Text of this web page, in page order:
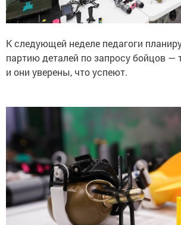
К следующей неделе педагоги
партию деталей по запросу бойцов —
и они уверены, что успеют.